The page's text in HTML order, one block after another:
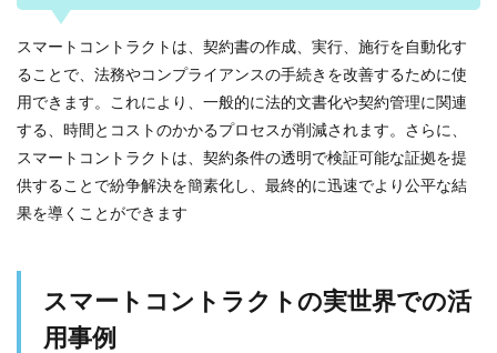
スマートコントラクトは、契約書の作成、実行、施行を自動化す
ることで、法務やコンプライアンスの手続きを改善するために使
用できます。これにより、一般的に法的文書化や契約管理に関連
する、時間とコストのかかるプロセスが削減されます。さらに、
スマートコントラクトは、契約条件の透明で検証可能な証拠を提
供することで紛争解決を簡素化し、最終的に迅速でより公平な結
果を導くことができます
スマートコントラクトの実世界での活
用事例